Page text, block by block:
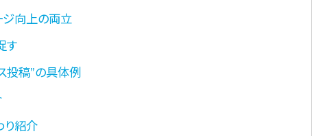
ジ向上の両立
す
投稿”の具体例
り紹介